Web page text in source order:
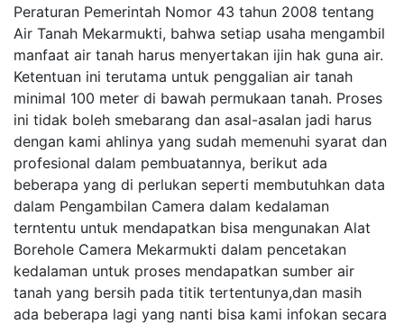
Peraturan Pemerintah Nomor 43 tahun 2008 tentang
Air Tanah Mekarmukti, bahwa setiap usaha mengambil
manfaat air tanah harus menyertakan ijin hak guna air.
Ketentuan ini terutama untuk penggalian air tanah
minimal 100 meter di bawah permukaan tanah. Proses
ini tidak boleh smebarang dan asal-asalan jadi harus
dengan kami ahlinya yang sudah memenuhi syarat dan
profesional dalam pembuatannya, berikut ada
beberapa yang di perlukan seperti membutuhkan data
dalam Pengambilan Camera dalam kedalaman
terntentu untuk mendapatkan bisa mengunakan Alat
Borehole Camera Mekarmukti dalam pencetakan
kedalaman untuk proses mendapatkan sumber air
tanah yang bersih pada titik tertentunya,dan masih
ada beberapa lagi yang nanti bisa kami infokan secara